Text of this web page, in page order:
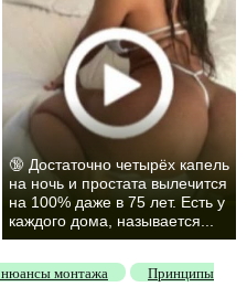
🔞 Достаточно четырёх капель
на ночь и простата вылечится
на 100% даже в 75 лет. Есть у
каждого дома, называется...
нюансы монтажа
Принципы